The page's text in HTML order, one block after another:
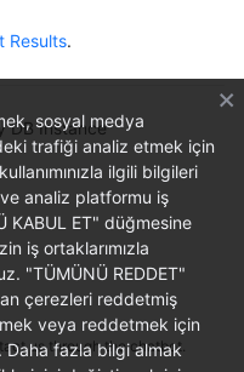
Results.
DB Instance
us through the chatbot.
sosyal medya
trafiği analiz etmek için
ilgili bilgileri
analiz platformu iş
KABUL ET" düğmesine
iş ortaklarımızla
"TÜMÜNÜ REDDET"
çerezleri reddetmiş
veya reddetmek için
Daha fazla bilgi almak